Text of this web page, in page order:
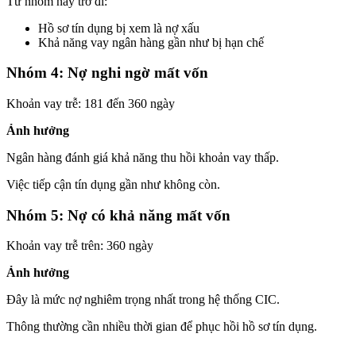
Hồ sơ tín dụng bị xem là nợ xấu
Khả năng vay ngân hàng gần như bị hạn chế
Nhóm 4: Nợ nghi ngờ mất vốn
Khoản vay trễ: 181 đến 360 ngày
Ảnh hưởng
Ngân hàng đánh giá khả năng thu hồi khoản vay thấp.
Việc tiếp cận tín dụng gần như không còn.
Nhóm 5: Nợ có khả năng mất vốn
Khoản vay trễ trên: 360 ngày
Ảnh hưởng
Đây là mức nợ nghiêm trọng nhất trong hệ thống CIC.
Thông thường cần nhiều thời gian để phục hồi hồ sơ tín dụng.